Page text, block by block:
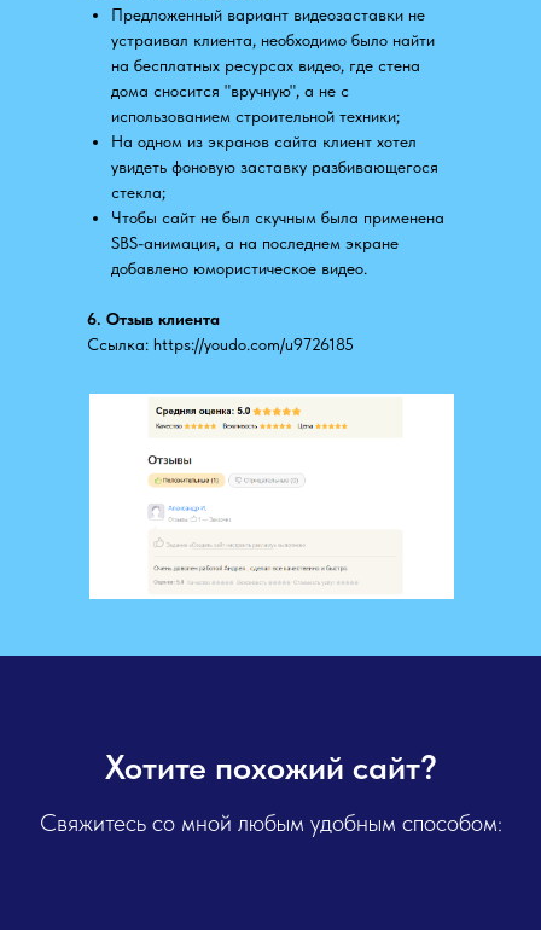
Предложенный вариант видеозаставки не
устраивал клиента, необходимо было найти
на бесплатных ресурсах видео, где стена
дома сносится "вручную", а не с
использованием строительной техники;
На одном из экранов сайта клиент хотел
увидеть фоновую заставку разбивающегося
стекла;
Чтобы сайт не был скучным была применена
SBS-анимация, а на последнем экране
добавлено юмористическое видео.
6. Отзыв клиента
Ссылка: https://youdo.com/u9726185
Хотите похожий сайт?
Свяжитесь со мной любым удобным способом: